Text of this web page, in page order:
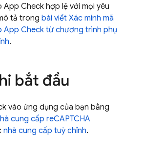
App Check hợp lệ với mọi yêu
tả trong bài viết Xác minh mã
App Check từ chương trình phụ
.
bắt đầu
vào ứng dụng của bạn bằng
cung cấp reCAPTCHA
nhà cung cấp tuỳ chỉnh.